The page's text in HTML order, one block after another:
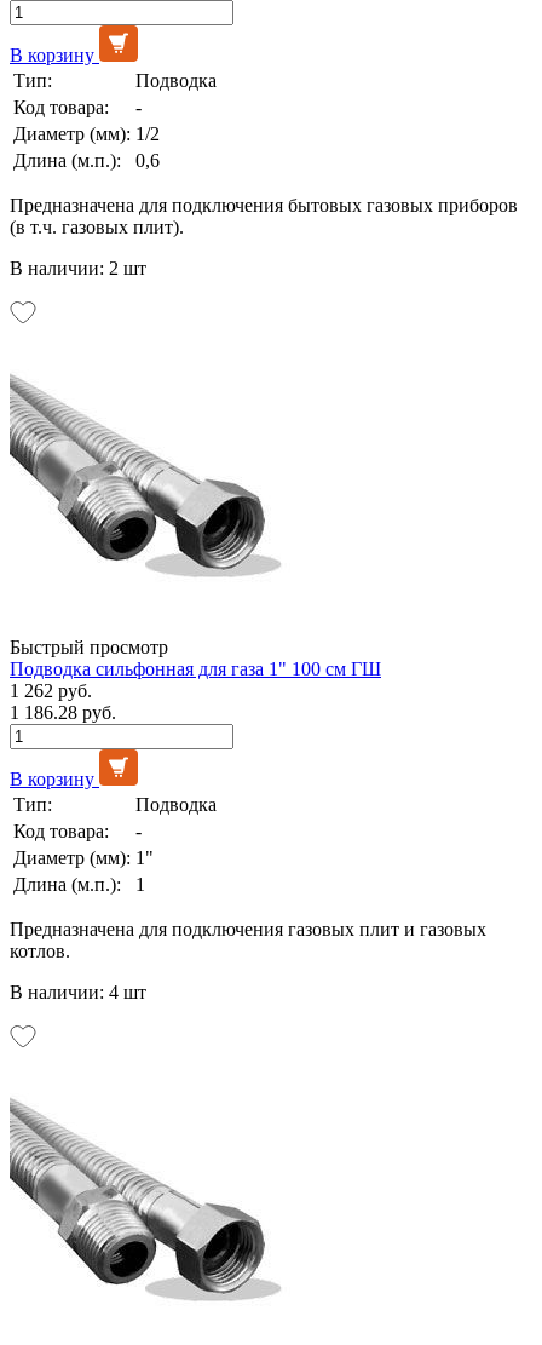
В корзину
Тип:
Подводка
Код товара:
-
Диаметр (мм): 1/2
Длина (м.п.):
0,6
Предназначена для подключения бытовых газовых приборов
(в т.ч. газовых плит).
В наличии: 2 шт
Быстрый просмотр
Подводка сильфонная для газа 1" 100 см ГШ
1 262 руб.
1 186.28 руб.
В корзину
Тип:
Подводка
Код товара:
-
Диаметр (мм): 1"
Длина (м.п.):
1
Предназначена для подключения газовых плит и газовых
котлов.
В наличии: 4 шт